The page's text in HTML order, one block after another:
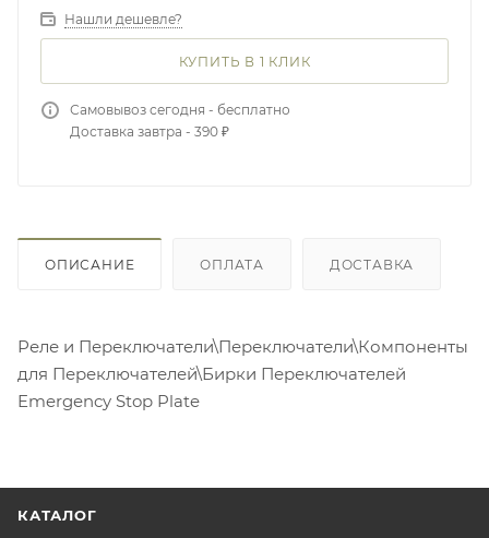
Нашли дешевле?
КУПИТЬ В 1 КЛИК
Самовывоз сегодня - бесплатно
Доставка завтра - 390 ₽
ОПИСАНИЕ ОПЛАТА ДОСТАВКА
Реле и Переключатели\Переключатели\Компоненты
для Переключателей\Бирки Переключателей
Emergency Stop Plate
КАТАЛОГ